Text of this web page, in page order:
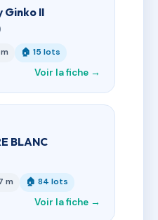
Ginko II
🏠 15 lots
Voir la fiche →
BLANC
m 🏠 84 lots
Voir la fiche →